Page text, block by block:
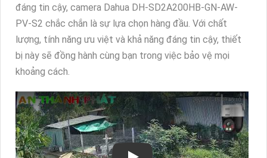
đáng tin cậy, camera Dahua DH-SD2A200HB-GN-AW-
PV-S2 chắc chắn là sự lựa chọn hàng đầu. Với chất
lượng, tính năng ưu việt và khả năng đáng tin cậy, thiết
bị này sẽ đồng hành cùng bạn trong việc bảo vệ mọi
khoảng cách.